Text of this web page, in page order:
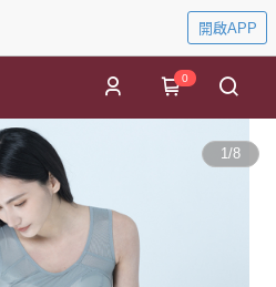
開啟APP
0
1/8